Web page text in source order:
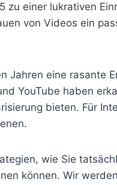
einer lukrativen
von Videos ein
Jahren eine rasante
YouTube haben
bieten. Für
wie Sie
können. Wir